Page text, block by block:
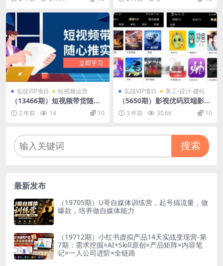
广，打造百万美金爆款单品
art+Codel+突触AI，多平台工
具全掌握
实战VIP项目 短视频运营
（13466期）短视频带货随心
推实战：涵盖选品到放量，详
解涨粉、口碑分提升与广告逻
2 年前 14 10
实战VIP项目 美工-设计-建站
（5650期）影视优码双端影视
+支持对应苹果CMS+支持代理
+在线支付【源码+教程】
3 年前 30.6K 10
搜索
最新发布
（19705期）U哥自媒体训练营，起号搞流量，做
爆款，培养做自媒体能力
（19712期）小红书虚拟产品14天实战变现营-第
7期：需求挖掘×AI+Skill原创×产品矩阵×内容笔
记×一人公司进阶×全链路